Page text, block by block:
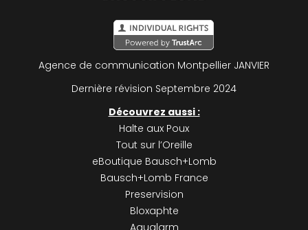
Mentions légales
Politique de confidentialité
Agence de communication Montpellier JANVIER
Dernière révision Septembre 2024
Découvrez aussi :
Halte aux Poux
Tout sur l’Oreille
eBoutique Bausch+Lomb
Bausch+Lomb France
Preservision
Bloxaphte